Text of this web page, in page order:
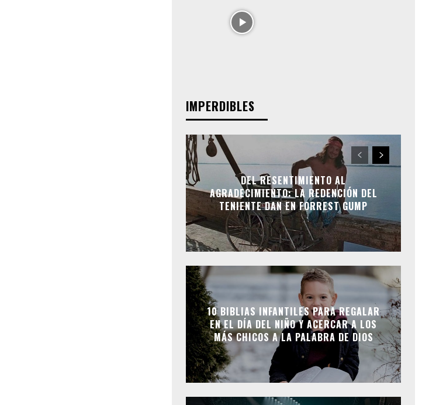
IMPERDIBLES
DEL RESENTIMIENTO AL
AGRADECIMIENTO: LA REDENCIÓN DEL
TENIENTE DAN EN FORREST GUMP
10 BIBLIAS INFANTILES PARA REGALAR
EN EL DÍA DEL NIÑO Y ACERCAR A LOS
MÁS CHICOS A LA PALABRA DE DIOS